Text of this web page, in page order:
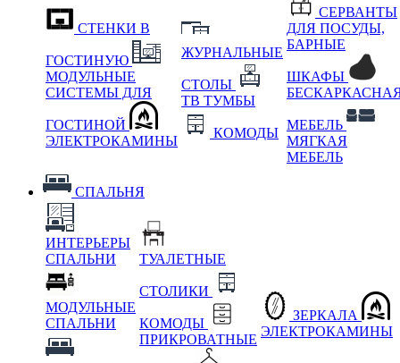
СТЕНКИ В
ГОСТИНУЮ
МОДУЛЬНЫЕ
СИСТЕМЫ ДЛЯ
ГОСТИНОЙ
ЭЛЕКТРОКАМИНЫ
ЖУРНАЛЬНЫЕ
СТОЛЫ
ТВ ТУМБЫ
КОМОДЫ
СЕРВАНТЫ
ДЛЯ ПОСУДЫ,
БАРНЫЕ
ШКАФЫ
МЕБЕЛЬ
МЯГКАЯ
МЕБЕЛЬ
СПАЛЬНЯ
ИНТЕРЬЕРЫ
СПАЛЬНИ
МОДУЛЬНЫЕ
СПАЛЬНИ
ТУАЛЕТНЫЕ
СТОЛИКИ
КОМОДЫ
ПРИКРОВАТНЫЕ
ЗЕРКАЛА
ЭЛЕКТРОКАМИНЫ